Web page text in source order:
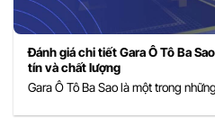
Đánh giá chi tiết Gara Ô Tô Ba
tín và chất lượng
Gara Ô Tô Ba Sao là một trong